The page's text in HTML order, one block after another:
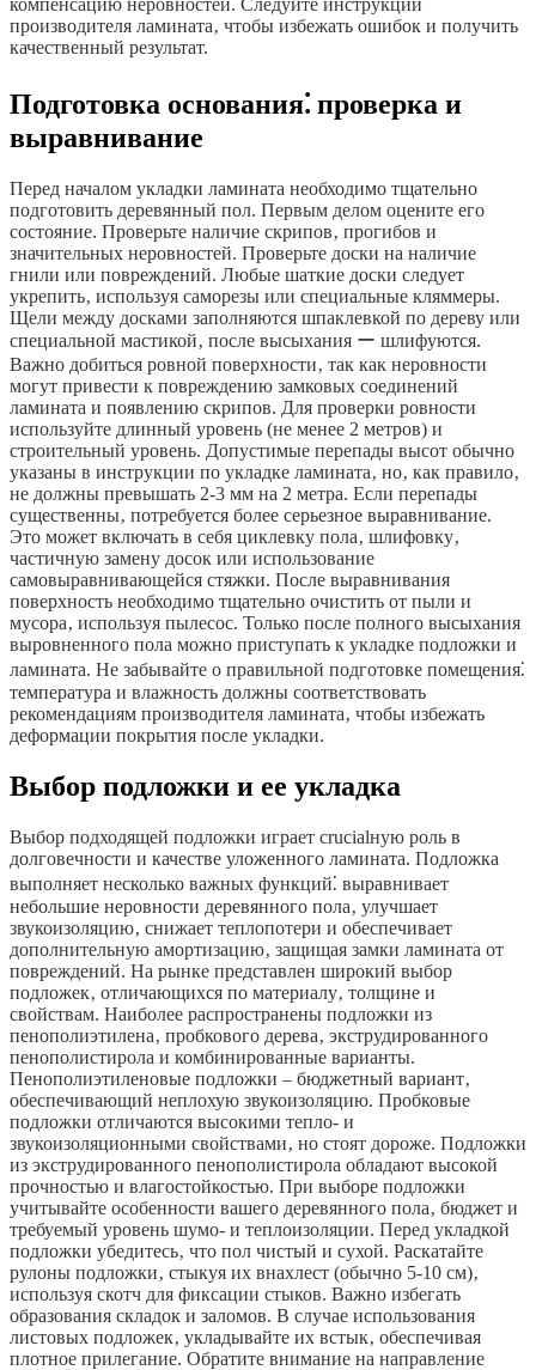
компенсацию неровностей. Следуйте инструкции
производителя ламината‚ чтобы избежать ошибок и получить
качественный результат.
Подготовка основания⁚ проверка и
выравнивание
Перед началом укладки ламината необходимо тщательно
подготовить деревянный пол. Первым делом оцените его
состояние. Проверьте наличие скрипов‚ прогибов и
значительных неровностей. Проверьте доски на наличие
гнили или повреждений. Любые шаткие доски следует
укрепить‚ используя саморезы или специальные кляммеры.
Щели между досками заполняются шпаклевкой по дереву или
специальной мастикой‚ после высыхания ー шлифуются.
Важно добиться ровной поверхности‚ так как неровности
могут привести к повреждению замковых соединений
ламината и появлению скрипов. Для проверки ровности
используйте длинный уровень (не менее 2 метров) и
строительный уровень. Допустимые перепады высот обычно
указаны в инструкции по укладке ламината‚ но‚ как правило‚
не должны превышать 2-3 мм на 2 метра. Если перепады
существенны‚ потребуется более серьезное выравнивание.
Это может включать в себя циклевку пола‚ шлифовку‚
частичную замену досок или использование
самовыравнивающейся стяжки. После выравнивания
поверхность необходимо тщательно очистить от пыли и
мусора‚ используя пылесос. Только после полного высыхания
выровненного пола можно приступать к укладке подложки и
ламината. Не забывайте о правильной подготовке помещения⁚
температура и влажность должны соответствовать
рекомендациям производителя ламината‚ чтобы избежать
деформации покрытия после укладки.
Выбор подложки и ее укладка
Выбор подходящей подложки играет crucialную роль в
долговечности и качестве уложенного ламината. Подложка
выполняет несколько важных функций⁚ выравнивает
небольшие неровности деревянного пола‚ улучшает
звукоизоляцию‚ снижает теплопотери и обеспечивает
дополнительную амортизацию‚ защищая замки ламината от
повреждений. На рынке представлен широкий выбор
подложек‚ отличающихся по материалу‚ толщине и
свойствам. Наиболее распространены подложки из
пенополиэтилена‚ пробкового дерева‚ экструдированного
пенополистирола и комбинированные варианты.
Пенополиэтиленовые подложки – бюджетный вариант‚
обеспечивающий неплохую звукоизоляцию. Пробковые
подложки отличаются высокими тепло- и
звукоизоляционными свойствами‚ но стоят дороже. Подложки
из экструдированного пенополистирола обладают высокой
прочностью и влагостойкостью. При выборе подложки
учитывайте особенности вашего деревянного пола‚ бюджет и
требуемый уровень шумо- и теплоизоляции. Перед укладкой
подложки убедитесь‚ что пол чистый и сухой. Раскатайте
рулоны подложки‚ стыкуя их внахлест (обычно 5-10 см)‚
используя скотч для фиксации стыков. Важно избегать
образования складок и заломов. В случае использования
листовых подложек‚ укладывайте их встык‚ обеспечивая
плотное прилегание. Обратите внимание на направление